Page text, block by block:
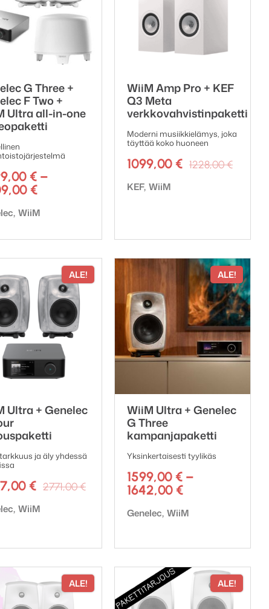
G Three +
F Two +
Ultra all-in-one
€ –
€Hintaluokka:
-
WiiM
WiiM Amp Pro + KEF
Q3 Meta
verkkovahvistinpaketti
Moderni musiikkielämys, joka
täyttää koko huoneen
1228,00€
1099,00 €
Tuotemerkki:
KEF WiiM
ALE!
Ultra + Genelec
ja äly yhdessä
2771,00€Alkuperäinen
€
Nykyinen
WiiM
ALE!
WiiM Ultra + Genelec
G Three
kampanjapaketti
Yksinkertaisesti tyylikäs
1599,00 € –
1642,00 €Hintaluokka:
-
Tuotemerkki:
Genelec WiiM
ALE! ALE!